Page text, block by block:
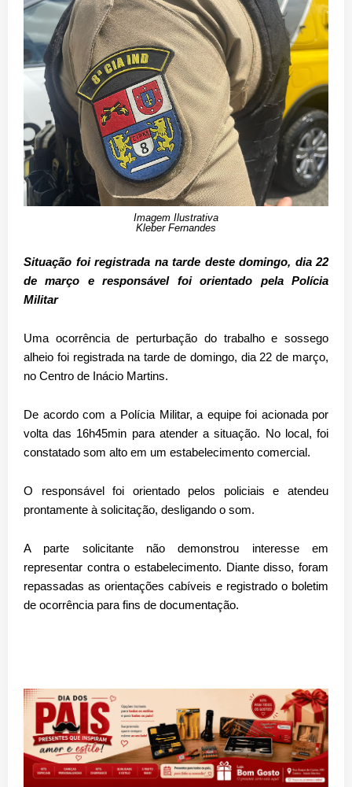
Imagem Ilustrativa
Kleber Fernandes
Situação foi registrada na tarde deste domingo, dia 22
de março e responsável foi orientado pela Polícia
Militar
Uma ocorrência de perturbação do trabalho e sossego
alheio foi registrada na tarde de domingo, dia 22 de março,
no Centro de Inácio Martins.
De acordo com a Polícia Militar, a equipe foi acionada por
volta das 16h45min para atender a situação. No local, foi
constatado som alto em um estabelecimento comercial.
O responsável foi orientado pelos policiais e atendeu
prontamente à solicitação, desligando o som.
A parte solicitante não demonstrou interesse em
representar contra o estabelecimento. Diante disso, foram
repassadas as orientações cabíveis e registrado o boletim
de ocorrência para fins de documentação.